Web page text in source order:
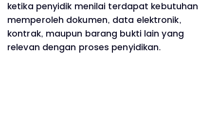
ketika penyidik menilai terdapat kebutuhan
memperoleh dokumen, data elektronik,
kontrak, maupun barang bukti lain yang
relevan dengan proses penyidikan.